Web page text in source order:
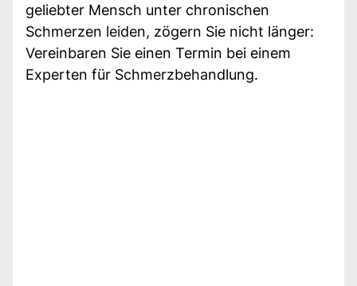
geliebter Mensch unter chronischen
Schmerzen leiden, zögern Sie nicht länger:
Vereinbaren Sie einen Termin bei einem
Experten für Schmerzbehandlung.